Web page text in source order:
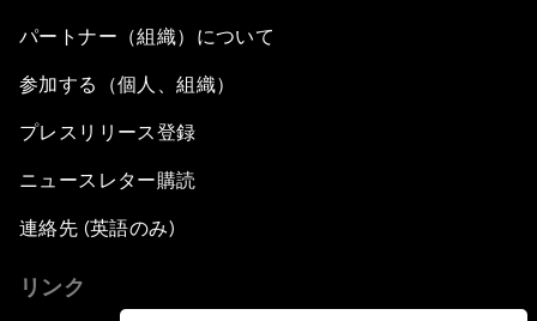
パートナー（組織）について
参加する（個人、組織）
プレスリリース登録
ニュースレター購読
連絡先 (英語のみ)
リンク